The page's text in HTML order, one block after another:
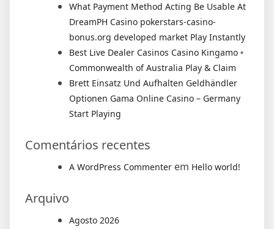
What Payment Method Acting Be Usable At
DreamPH Casino pokerstars-casino-
bonus.org developed market Play Instantly
Best Live Dealer Casinos Casino Kingamo ◦
Commonwealth of Australia Play & Claim
Brett Einsatz Und Aufhalten Geldhändler
Optionen Gama Online Casino – Germany
Start Playing
Comentários recentes
A WordPress Commenter em Hello world!
Arquivo
Agosto 2026